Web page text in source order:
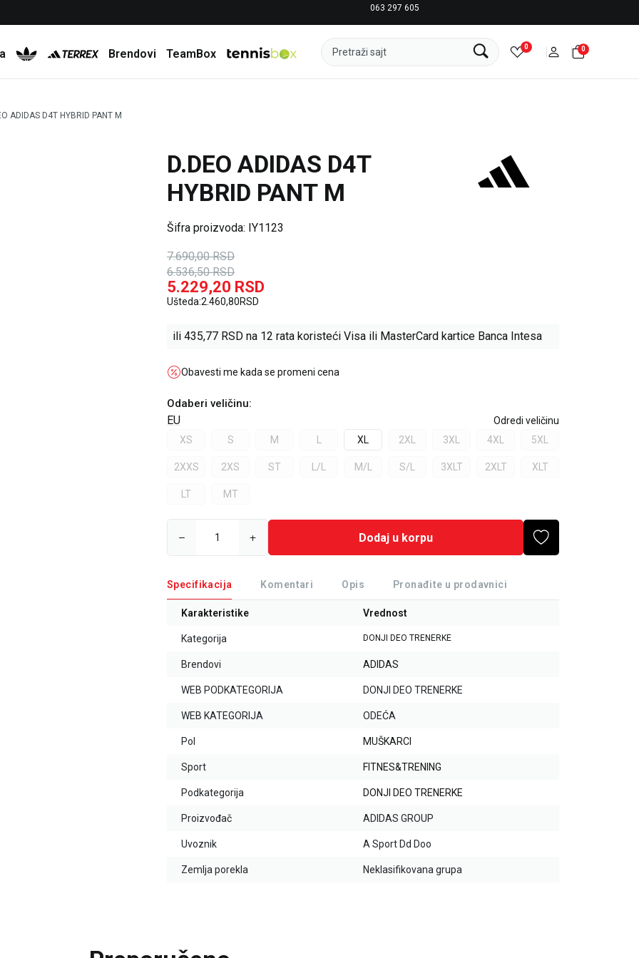
063 297 605
Brendovi TeamBox Pretraži sajt 0 0
ADIDAS D4T HYBRID PANT M
D.DEO ADIDAS D4T
HYBRID PANT M
Šifra proizvoda: IY1123
7.690,00 RSD
6.536,50 RSD
5.229,20 RSD
Ušteda:2.460,80RSD
ili 435,77 RSD na 12 rata koristeći Visa ili MasterCard kartice Banca Intesa
Obavesti me kada se promeni cena
Odaberi veličinu:
EU
Odredi veličinu
XS
S M XL 2XL 3XL 4XL 5XL
2XXS 2XS ST L/L M/L S/L 3XLT 2XLT XLT
LT MT
Dodaj u korpu
Specifikacija Komentari Opis Pronađite u prodavnici
Karakteristike Vrednost
Kategorija DONJI DEO TRENERKE
Brendovi ADIDAS
WEB PODKATEGORIJA DONJI DEO TRENERKE
WEB KATEGORIJA ODEĆA
Pol MUŠKARCI
Sport FITNES&TRENING
Podkategorija DONJI DEO TRENERKE
Proizvođač ADIDAS GROUP
Uvoznik A Sport Dd Doo
Zemlja porekla Neklasifikovana grupa